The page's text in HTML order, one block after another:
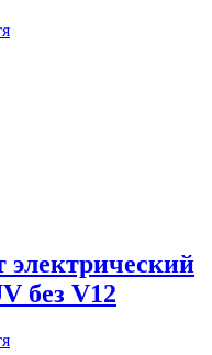
электрический
без V12